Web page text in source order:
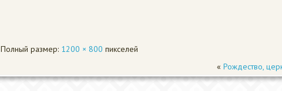
Полный размер: 1200 × 800 пикселей
« Рождество,